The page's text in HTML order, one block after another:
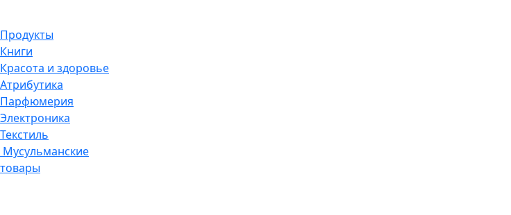
Продукты
Книги
Красота и здоровье
Атрибутика
Парфюмерия
Электроника
Текстиль
Мусульманские
товары